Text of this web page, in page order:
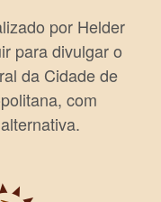
por Helder
para divulgar o
da Cidade de
com